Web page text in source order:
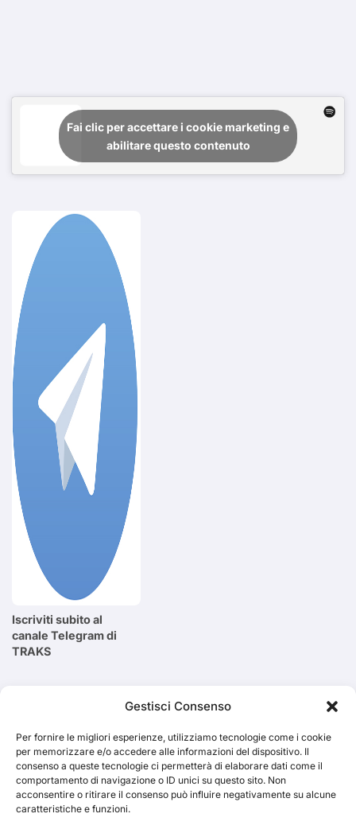
Gestisci Consenso
Per fornire le migliori esperienze, utilizziamo tecnologie come i cookie
per memorizzare e/o accedere alle informazioni del dispositivo. Il
consenso a queste tecnologie ci permetterà di elaborare dati come il
comportamento di navigazione o ID unici su questo sito. Non
acconsentire o ritirare il consenso può influire negativamente su alcune
caratteristiche e funzioni.
Fai clic per accettare i cookie marketing e
abilitare questo contenuto
Iscriviti subito al
canale Telegram di
TRAKS
Cerca